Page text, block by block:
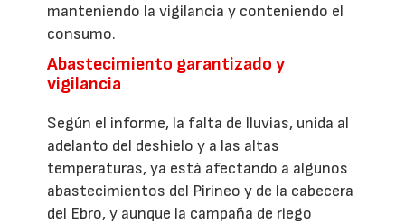
manteniendo la vigilancia y conteniendo el
consumo.
Abastecimiento garantizado y
vigilancia
Según el informe, la falta de lluvias, unida al
adelanto del deshielo y a las altas
temperaturas, ya está afectando a algunos
abastecimientos del Pirineo y de la cabecera
del Ebro, y aunque la campaña de riego